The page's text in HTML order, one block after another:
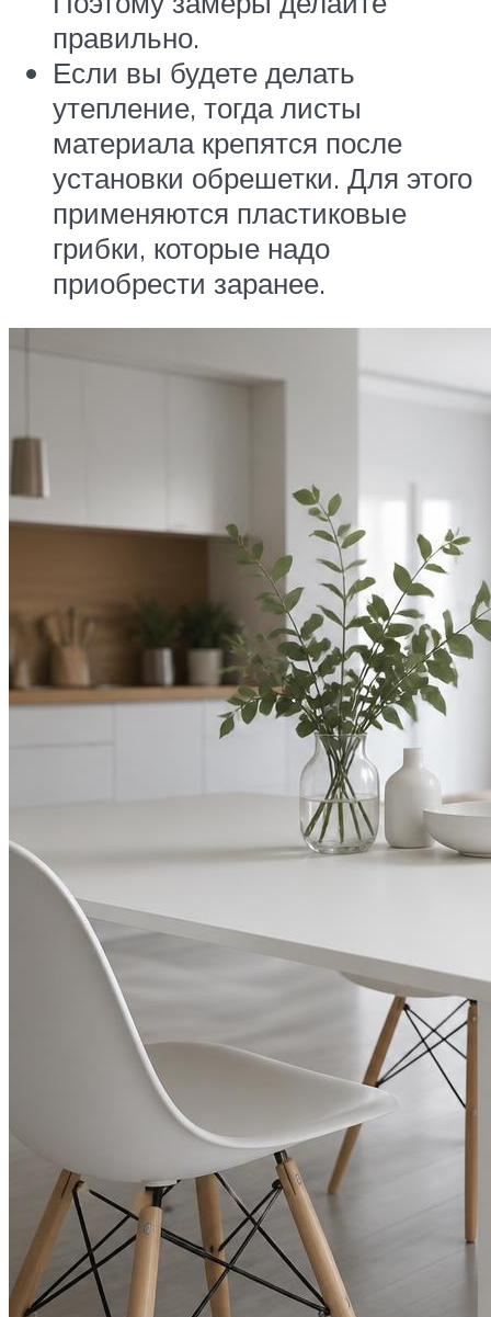
правильно.
Если вы будете делать
утепление, тогда листы
материала крепятся после
установки обрешетки. Для этого
применяются пластиковые
грибки, которые надо
приобрести заранее.